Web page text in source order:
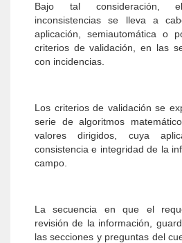
Bajo tal consideración,
inconsistencias se lleva a
aplicación, semiautomática o
criterios de validación, en las
con incidencias.
Los criterios de validación se
serie de algoritmos
valores dirigidos, cuya
consistencia e integridad de la
campo.
La secuencia en que el
revisión de la información,
las secciones y preguntas del